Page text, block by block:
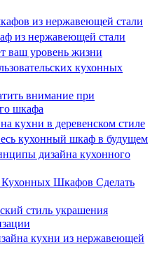
из нержавеющей стали
из нержавеющей стали
ваш уровень жизни
кухонных
внимание при
шкафа
кухни в деревенском стиле
кухонный шкаф в будущем
дизайна кухонного
Шкафов Сделать
стиль украшения
кухни из нержавеющей